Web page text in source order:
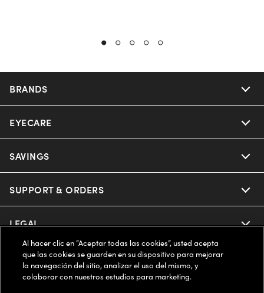
BRANDS
Nuance Audio
Ray-Ban
Oakley
Oakley Meta
Miu Miu
EYECARE
Our Eyeglasses
Our Sunglasses
Our Contact Lenses
Ray-Ban | Meta
Oakley Meta
SAVINGS
Offers & Discount
Insurance
FSA & HSA
CareCredit Credit Card
SUPPORT & ORDERS
Help Center
Online Order Status
LEGAL
Privacy Policy
COMPANY INFO
Al hacer clic en “Aceptar todas las cookies”, usted acepta
que las cookies se guarden en su dispositivo para mejorar
la navegación del sitio, analizar el uso del mismo, y
colaborar con nuestros estudios para marketing.